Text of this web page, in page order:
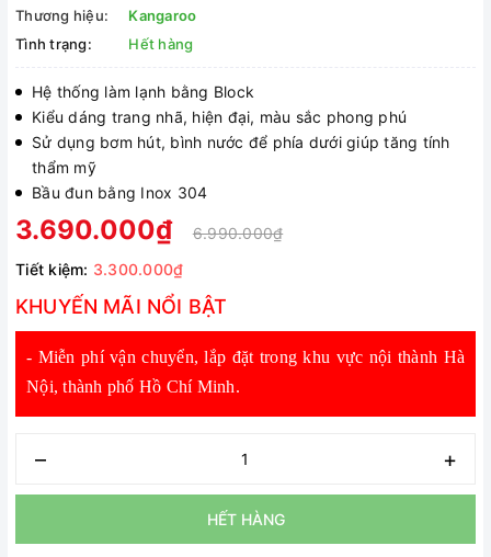
Thương hiệu:
Kangaroo
Tình trạng:
Hết hàng
Hệ thống làm lạnh bằng Block
Kiểu dáng trang nhã, hiện đại, màu sắc phong phú
Sử dụng bơm hút, bình nước để phía dưới giúp tăng tính
thẩm mỹ
Bầu đun bằng Inox 304
3.690.000₫
6.990.000₫
Tiết kiệm: 3.300.000₫
KHUYẾN MÃI NỔI BẬT
- Miễn phí vận chuyển, lắp đặt trong khu vực nội thành Hà
Nội, thành phố Hồ Chí Minh.
– +
HẾT HÀNG